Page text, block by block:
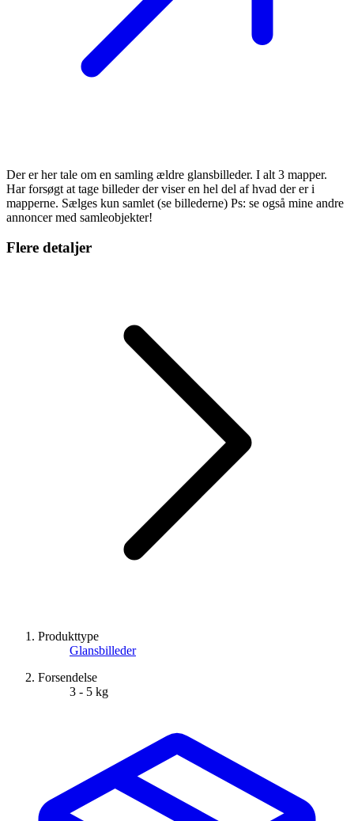
Der er her tale om en samling ældre glansbilleder. I alt 3 mapper.
Har forsøgt at tage billeder der viser en hel del af hvad der er i
mapperne. Sælges kun samlet (se billederne) Ps: se også mine andre
annoncer med samleobjekter!
Flere detaljer
Produkttype
Glansbilleder
Forsendelse
3 - 5 kg